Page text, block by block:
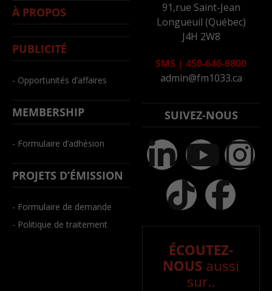
À PROPOS
PUBLICITÉ
- Opportunités d’affaires
MEMBERSHIP
- Formulaire d’adhésion
PROJETS D’ÉMISSION
- Formulaire de demande
- Politique de traitement
91,rue Saint-Jean
Longueuil (Québec)
J4H 2W8
SMS | 450-646-6800
admin@fm1033.ca
SUIVEZ-NOUS
ÉCOUTEZ-
NOUS aussi
sur..